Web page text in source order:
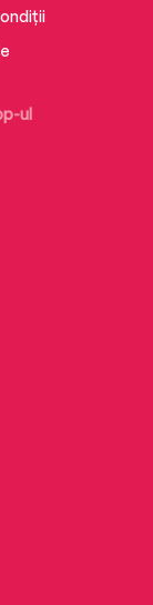
ul